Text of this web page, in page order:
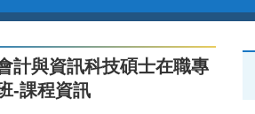
計與資訊科技碩士在職專
-課程資訊